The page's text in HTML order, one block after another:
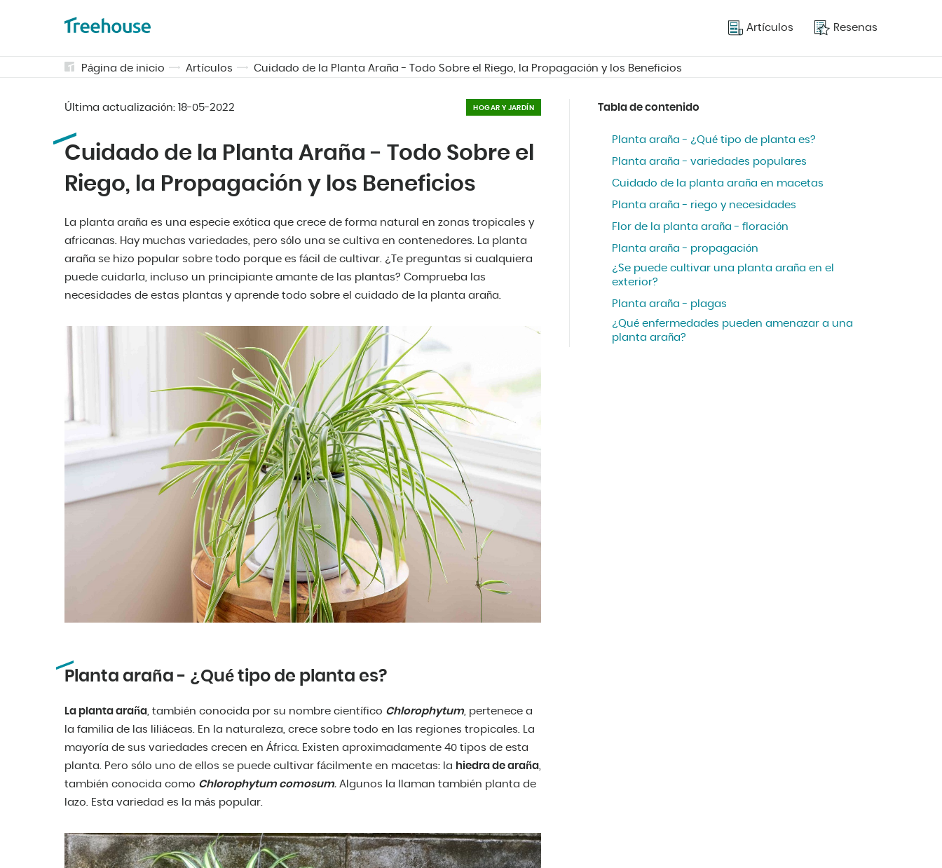
Artículos Resenas
Página de inicio Artículos Cuidado de la Planta Araña - Todo Sobre el Riego, la Propagación y los Beneficios
Última actualización: 18-05-2022 HOGAR Y JARDÍN
Cuidado de la Planta Araña - Todo Sobre el
Riego, la Propagación y los Beneficios
La planta araña es una especie exótica que crece de forma natural en zonas tropicales y
africanas. Hay muchas variedades, pero sólo una se cultiva en contenedores. La planta
araña se hizo popular sobre todo porque es fácil de cultivar. ¿Te preguntas si cualquiera
puede cuidarla, incluso un principiante amante de las plantas? Comprueba las
necesidades de estas plantas y aprende todo sobre el cuidado de la planta araña.
Planta araña - ¿Qué tipo de planta es?
La planta araña, también conocida por su nombre científico Chlorophytum, pertenece a
la familia de las liliáceas. En la naturaleza, crece sobre todo en las regiones tropicales. La
mayoría de sus variedades crecen en África. Existen aproximadamente 40 tipos de esta
planta. Pero sólo uno de ellos se puede cultivar fácilmente en macetas: la hiedra de araña,
también conocida como Chlorophytum comosum. Algunos la llaman también planta de
lazo. Esta variedad es la más popular.
Tabla de contenido
Planta araña - ¿Qué tipo de planta es?
Planta araña - variedades populares
Cuidado de la planta araña en macetas
Planta araña - riego y necesidades
Flor de la planta araña - floración
Planta araña - propagación
¿Se puede cultivar una planta araña en el
exterior?
Planta araña - plagas
¿Qué enfermedades pueden amenazar a una
planta araña?